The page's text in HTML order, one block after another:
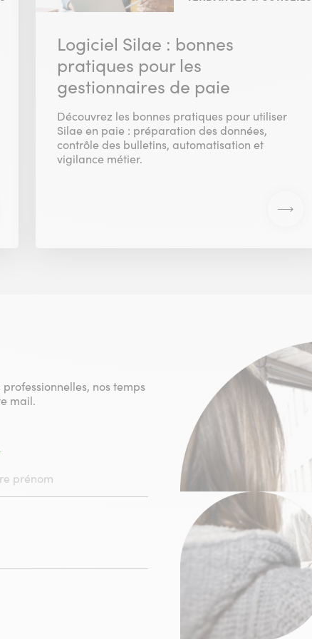
Logiciel Silae : bonnes
pratiques pour les
gestionnaires de paie
Découvrez les bonnes pratiques pour utiliser
Silae en paie : préparation des données,
contrôle des bulletins, automatisation et
vigilance métier.
nos temps
mail.
(CHAMPS